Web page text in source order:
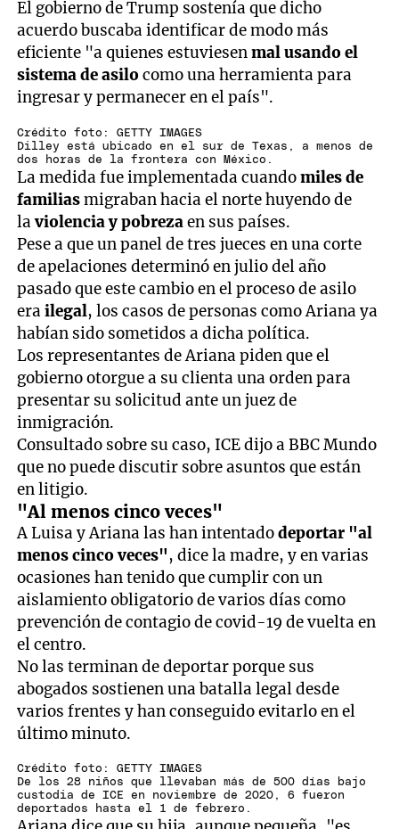
El gobierno de Trump sostenía que dicho
acuerdo buscaba identificar de modo más
eficiente "a quienes estuviesenmal usando el
sistema de asilocomo una herramienta para
ingresar y permanecer en el país".
Crédito foto: GETTY IMAGES
Dilley está ubicado en el sur de Texas, a menos de
dos horas de la frontera con México.
La medida fue implementada cuandomiles de
familiasmigraban hacia el norte huyendo de
laviolencia y pobrezaen sus países.
Pese a que un panel de tres jueces en una corte
de apelaciones determinó en julio del año
pasado que este cambio en el proceso de asilo
erailegal, los casos de personas como Ariana ya
habían sido sometidos a dicha política.
Los representantes de Ariana piden que el
gobierno otorgue a su clienta una orden para
presentar su solicitud ante un juez de
inmigración.
Consultado sobre su caso, ICE dijo a BBC Mundo
que no puede discutir sobre asuntos que están
en litigio.
"Al menos cinco veces"
A Luisa y Ariana las han intentadodeportar "al
menos cinco veces", dice la madre, y en varias
ocasiones han tenido que cumplir con un
aislamiento obligatorio de varios días como
prevención de contagio de covid-19 de vuelta en
el centro.
No las terminan de deportar porque sus
abogados sostienen una batalla legal desde
varios frentes y han conseguido evitarlo en el
último minuto.
Crédito foto: GETTY IMAGES
De los 28 niños que llevaban más de 500 días bajo
custodia de ICE en noviembre de 2020, 6 fueron
deportados hasta el 1 de febrero.